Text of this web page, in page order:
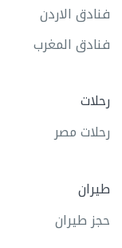
فنادق الاردن
فنادق المغرب
رحلات
رحلات مصر
طيران
حجز طيران